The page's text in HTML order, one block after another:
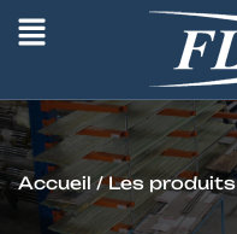
Accueil/ Les produits